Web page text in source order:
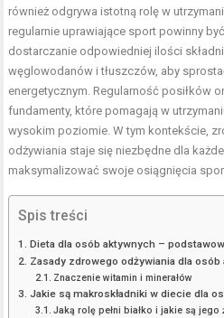
również odgrywa istotną rolę w
regularnie uprawiające sport powinny
dostarczanie odpowiedniej ilości
węglowodanów i tłuszczów, aby
energetycznym. Regularność posiłków
fundamenty, które pomagają w
wysokim poziomie. W tym kontekście,
odżywiania staje się niezbędne dla
maksymalizować swoje osiągnięcia
Spis treści
Dieta dla osób aktywnych –
Zasady zdrowego odżywiania dla osób
Znaczenie witamin i minerałów
Jakie są makroskładniki w diecie dla
Jaką rolę pełni białko i jakie są jego